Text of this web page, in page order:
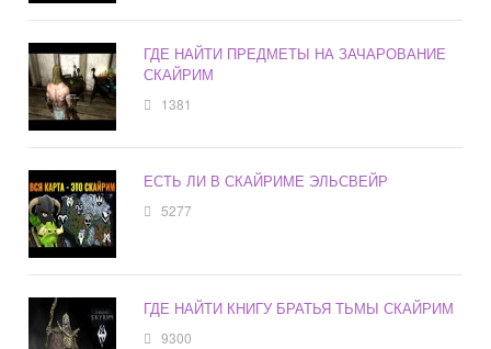
ГДЕ НАЙТИ ПРЕДМЕТЫ НА ЗАЧАРОВАНИЕ
СКАЙРИМ
1381
ЕСТЬ ЛИ В СКАЙРИМЕ ЭЛЬСВЕЙР
5277
ГДЕ НАЙТИ КНИГУ БРАТЬЯ ТЬМЫ СКАЙРИМ
9300